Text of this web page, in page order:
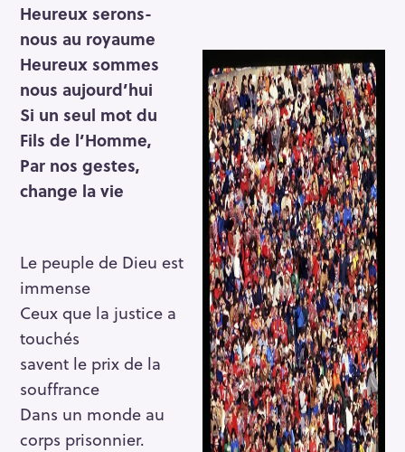
Heureux serons-
nous au royaume
Heureux sommes
nous aujourd’hui
Si un seul mot du
Fils de l’Homme,
Par nos gestes,
change la vie
Le peuple de Dieu est
immense
Ceux que la justice a
touchés
savent le prix de la
souffrance
Dans un monde au
corps prisonnier.